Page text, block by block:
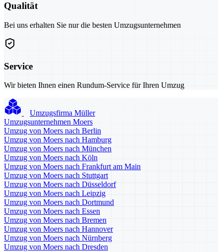
Qualität
Bei uns erhalten Sie nur die besten Umzugsunternehmen
Service
Wir bieten Ihnen einen Rundum-Service für Ihren Umzug
Umzugsfirma Müller
Umzugsunternehmen Moers
Umzug von Moers nach Berlin
Umzug von Moers nach Hamburg
Umzug von Moers nach München
Umzug von Moers nach Köln
Umzug von Moers nach Frankfurt am Main
Umzug von Moers nach Stuttgart
Umzug von Moers nach Düsseldorf
Umzug von Moers nach Leipzig
Umzug von Moers nach Dortmund
Umzug von Moers nach Essen
Umzug von Moers nach Bremen
Umzug von Moers nach Hannover
Umzug von Moers nach Nürnberg
Umzug von Moers nach Dresden